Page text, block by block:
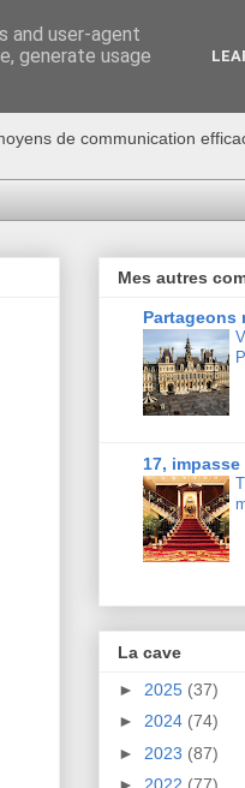
de communication
Mes autres
Partageons
17,
La cave
► 2025 (37)
► 2024 (74)
► 2023 (87)
and user-agent
generate usage